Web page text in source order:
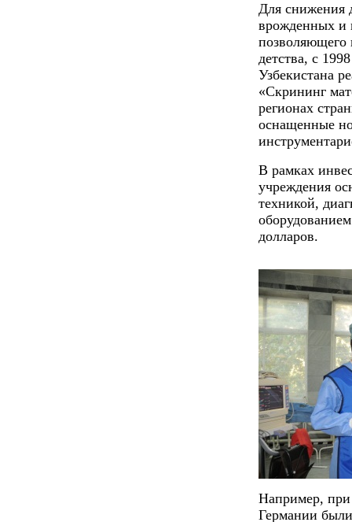
Для снижения
врожденных и
позволяющего
детства, с
Узбекистана
«Скрининг
регионах
оснащенные
В рамках
учреждения
техникой,
долларов.
Например, при
Германии